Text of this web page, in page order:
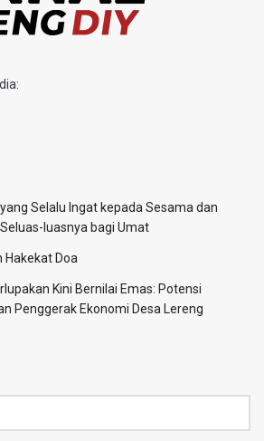
Selalu Ingat kepada Sesama dan
luasnya bagi Umat
Hakekat Doa
Kini Bernilai Emas: Potensi
Penggerak Ekonomi Desa Lereng